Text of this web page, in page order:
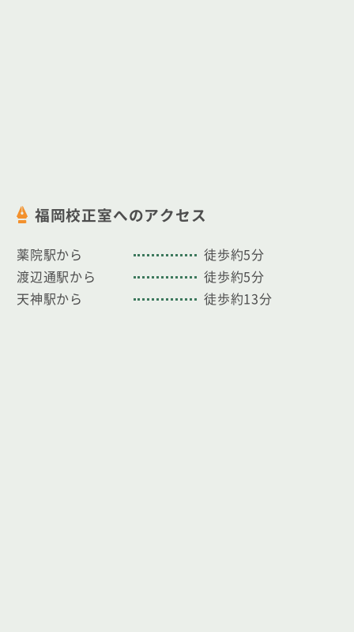
福岡校正室へのアクセス
薬院駅から
徒歩約5分
渡辺通駅から
徒歩約5分
天神駅から
徒歩約13分